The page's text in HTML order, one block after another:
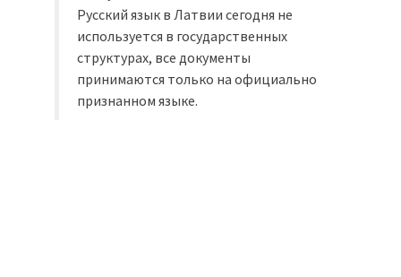
Русский язык в Латвии сегодня не
используется в государственных
структурах, все документы
принимаются только на официально
признанном языке.